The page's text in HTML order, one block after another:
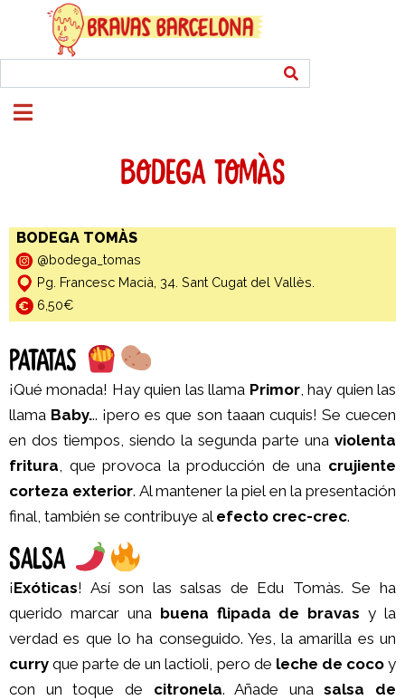
BODEGA TOMÀS
BODEGA TOMÀS
@bodega_tomas
Pg. Francesc Macià, 34. Sant Cugat del Vallès.
6,50€
PATATAS
¡Qué monada! Hay quien las llama Primor, hay quien las
llama Baby... ¡pero es que son taaan cuquis! Se cuecen
en dos tiempos, siendo la segunda parte una violenta
fritura , que provoca la producción de una crujiente
corteza exterior. Al mantener la piel en la presentación
final, también se contribuye al efecto crec-crec.
SALSA
¡Exóticas! Así son las salsas de Edu Tomàs. Se ha
querido marcar una buena flipada de bravas y la
verdad es que lo ha conseguido. Yes, la amarilla es un
curry que parte de un lactioli, pero de leche de cocoy
con un toque de citronela. Añade unasalsa de